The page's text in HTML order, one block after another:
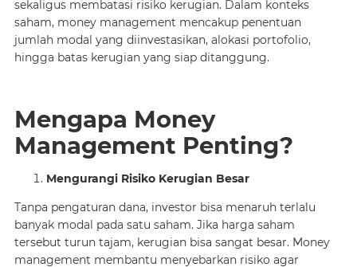
sekaligus membatasi risiko kerugian. Dalam konteks
saham, money management mencakup penentuan
jumlah modal yang diinvestasikan, alokasi portofolio,
hingga batas kerugian yang siap ditanggung.
Mengapa Money
Management Penting?
Mengurangi Risiko Kerugian Besar
Tanpa pengaturan dana, investor bisa menaruh terlalu
banyak modal pada satu saham. Jika harga saham
tersebut turun tajam, kerugian bisa sangat besar. Money
management membantu menyebarkan risiko agar